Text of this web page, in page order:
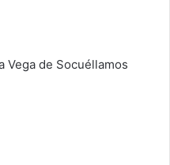
Vega de Socuéllamos